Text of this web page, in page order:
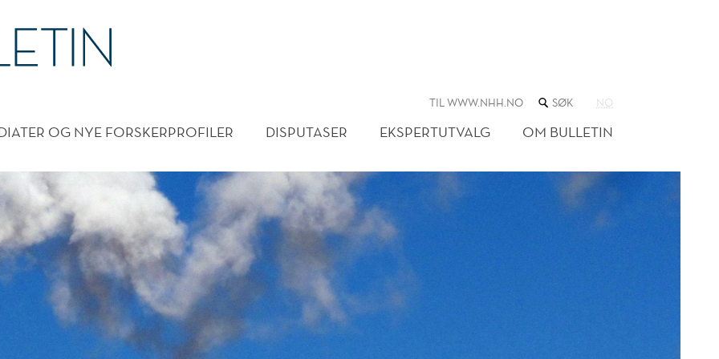
TIL WWW.NHH.NO SØK
NETTSTEDET
NO
OG NYE FORSKERPROFILER DISPUTASER EKSPERTUTVALG OM BULLETIN